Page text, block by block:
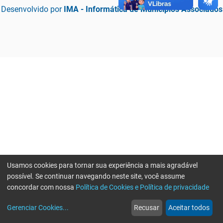
Desenvolvido por IMA - Informática de Municípios Associados
web
Notícias
more_horiz
Mais
Usamos cookies para tornar sua experiência a mais agradável
possível. Se continuar navegando neste site, você assume
concordar com nossa Política de Cookies e Política de privacidade
Gerenciar Cookies... Recusar Aceitar todos
Erro ao enviar informações, por favor tente novamente